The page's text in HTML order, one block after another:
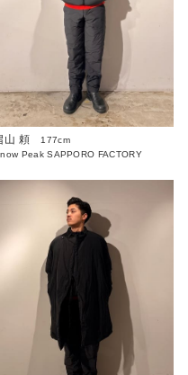
山 頼
177cm
Peak SAPPORO FACTORY